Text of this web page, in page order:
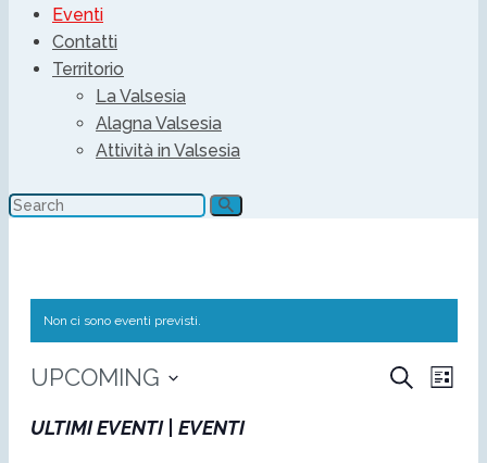
Eventi
Contatti
Territorio
La Valsesia
Alagna Valsesia
Attività in Valsesia
Non ci sono eventi previsti.
CERCA
LISTA
UPCOMING
la
ULTIMI EVENTI | EVENTI